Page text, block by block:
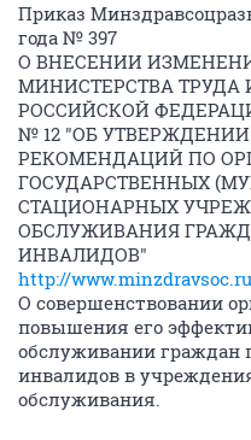
Приказ
года № 397
О ВНЕСЕНИИ
МИНИСТЕРСТВА ТРУДА
РОССИЙСКОЙ
№ 12 "ОБ
РЕКОМЕНДАЦИЙ ПО
ГОСУДАРСТВЕННЫХ
СТАЦИОНАРНЫХ
ОБСЛУЖИВАНИЯ
ИНВАЛИДОВ"
http://
О совершенствовании
повышения его
обслуживании граждан
инвалидов в
обслуживания.